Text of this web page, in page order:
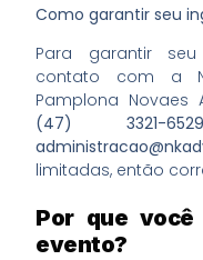
Como garantir seu
Para garantir
contato com a
Pamplona Novaes
(47) 3321-6529
limitadas, então
Por que
evento?